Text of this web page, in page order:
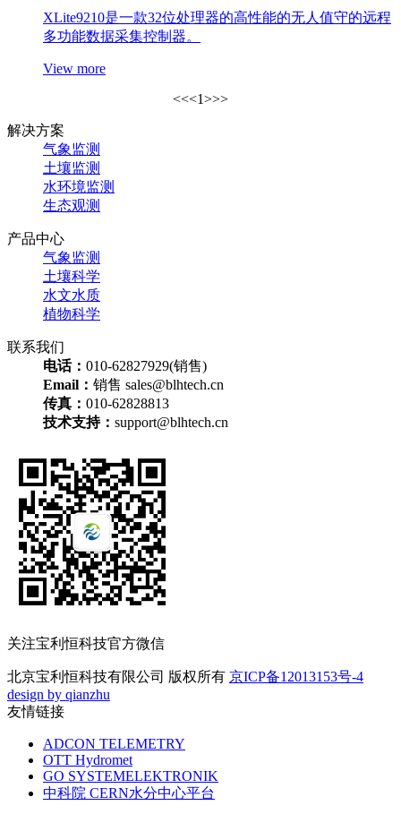
XLite9210是一款32位处理器的高性能的无人值守的远程
多功能数据采集控制器。
View more
<<<1>>>
解决方案
气象监测
土壤监测
水环境监测
生态观测
产品中心
气象监测
土壤科学
水文水质
植物科学
联系我们
电话： 010-62827929(销售)
Email： 销售 sales@blhtech.cn
传真： 010-62828813
技术支持： support@blhtech.cn
关注宝利恒科技官方微信
北京宝利恒科技有限公司 版权所有 京ICP备12013153号-4
design by qianzhu
友情链接
ADCON TELEMETRY
OTT Hydromet
GO SYSTEMELEKTRONIK
中科院 CERN水分中心平台